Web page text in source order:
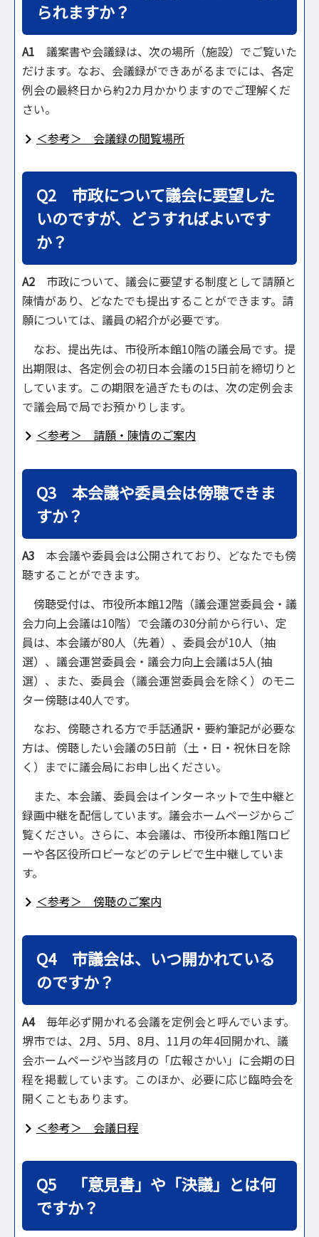
られますか？
A1 議案書や会議録は、次の場所（施設）でご覧いた
だけます。なお、会議録ができあがるまでには、各定
例会の最終日から約2カ月かかりますのでご理解くだ
さい。
＜参考＞ 会議録の閲覧場所
Q2 市政について議会に要望した
いのですが、どうすればよいです
か？
A2 市政について、議会に要望する制度として請願と
陳情があり、どなたでも提出することができます。請
願については、議員の紹介が必要です。
なお、提出先は、市役所本館10階の議会局です。提
出期限は、各定例会の初日本会議の15日前を締切りと
しています。この期限を過ぎたものは、次の定例会ま
で議会局で局でお預かりします。
＜参考＞ 請願・陳情のご案内
Q3 本会議や委員会は傍聴できま
すか？
A3 本会議や委員会は公開されており、どなたでも傍
聴することができます。
傍聴受付は、市役所本館12階（議会運営委員会・議
会力向上会議は10階）で会議の30分前から行い、定
員は、本会議が80人（先着）、委員会が10人（抽
選）、議会運営委員会・議会力向上会議は5人(抽
選）、また、委員会（議会運営委員会を除く）のモニ
ター傍聴は40人です。
なお、傍聴される方で手話通訳・要約筆記が必要な
方は、傍聴したい会議の5日前（土・日・祝休日を除
く）までに議会局にお申し出ください。
また、本会議、委員会はインターネットで生中継と
録画中継を配信しています。議会ホームページからご
覧ください。さらに、本会議は、市役所本館1階ロビ
ーや各区役所ロビーなどのテレビで生中継していま
す。
＜参考＞ 傍聴のご案内
Q4 市議会は、いつ開かれている
のですか？
A4毎年必ず開かれる会議を定例会と呼んでいます。
堺市では、2月、5月、8月、11月の年4回開かれ、議
会ホームページや当該月の「広報さかい」に会期の日
程を掲載しています。このほか、必要に応じ臨時会を
開くこともあります。
＜参考＞ 会議日程
Q5 「意見書」や「決議」とは何
ですか？